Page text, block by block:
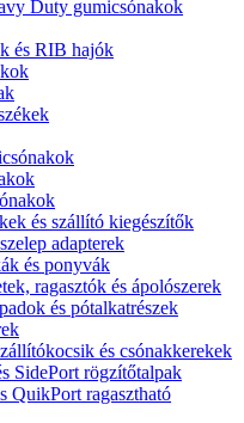
Duty gumicsónakok
és RIB hajók
és szállító kiegészítők
adapterek
és ponyvák
ragasztók és ápolószerek
és pótalkatrészek
és csónakkerekek
SidePort rögzítőtalpak
ragasztható